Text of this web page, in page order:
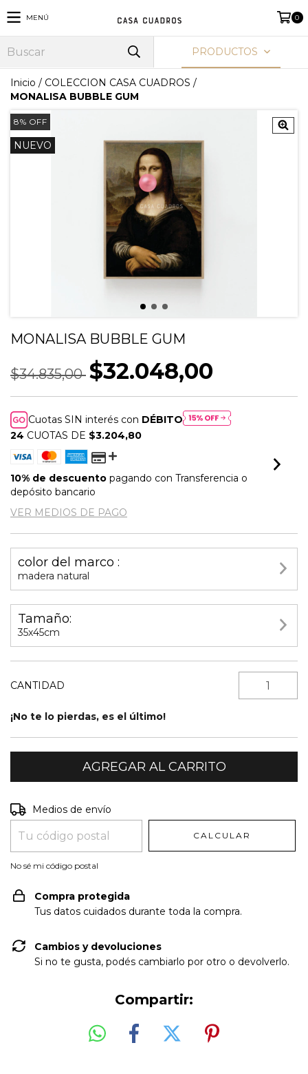
MENÚ 0
PRODUCTOS
Inicio / COLECCION CASA CUADROS /
MONALISA BUBBLE GUM
8% OFF
NUEVO
MONALISA BUBBLE GUM
$34.835,00 $32.048,00
Cuotas SIN interés con DÉBITO
24 CUOTAS DE $3.204,80
10% de descuento pagando con Transferencia o
depósito bancario
VER MEDIOS DE PAGO
color del marco :
madera natural
Tamaño:
35x45cm
CANTIDAD
¡No te lo pierdas, es el último!
Entregas para el CP:
Medios de envío
CALCULAR
No sé mi código postal
Compra protegida
Tus datos cuidados durante toda la compra.
Cambios y devoluciones
Si no te gusta, podés cambiarlo por otro o devolverlo.
Compartir: